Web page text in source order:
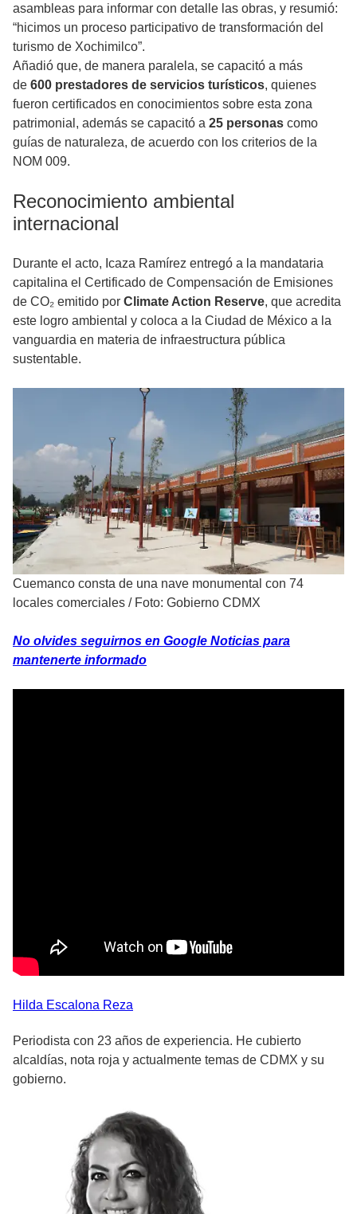
asambleas para informar con detalle las obras, y resumió:
“hicimos un proceso participativo de transformación del
turismo de Xochimilco”.
Añadió que, de manera paralela, se capacitó a más
de 600 prestadores de servicios turísticos, quienes
fueron certificados en conocimientos sobre esta zona
patrimonial, además se capacitó a 25 personas como
guías de naturaleza, de acuerdo con los criterios de la
NOM 009.
Reconocimiento ambiental
internacional
Durante el acto, Icaza Ramírez entregó a la mandataria
capitalina el Certificado de Compensación de Emisiones
de CO₂ emitido por Climate Action Reserve, que acredita
este logro ambiental y coloca a la Ciudad de México a la
vanguardia en materia de infraestructura pública
sustentable.
Cuemanco consta de una nave monumental con 74
locales comerciales / Foto: Gobierno CDMX
No olvides seguirnos en Google Noticias para
mantenerte informado
Hilda Escalona Reza
Periodista con 23 años de experiencia. He cubierto
alcaldías, nota roja y actualmente temas de CDMX y su
gobierno.